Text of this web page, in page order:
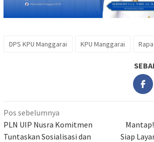
DPS KPU Manggarai KPU Manggarai
Navigasi
pos
Pos sebelumnya
PLN UIP Nusra Komitmen
Tuntaskan Sosialisasi dan
Siap